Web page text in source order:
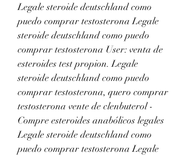
Legale steroide deutschland como
puedo comprar testosterona Legale
steroide deutschland como puedo
comprar testosterona User: venta de
esteroides test propion. Legale
steroide deutschland como puedo
comprar testosterona, quero comprar
testosterona vente de clenbuterol -
Compre esteroides anabólicos legales
Legale steroide deutschland como
puedo comprar testosterona Legale